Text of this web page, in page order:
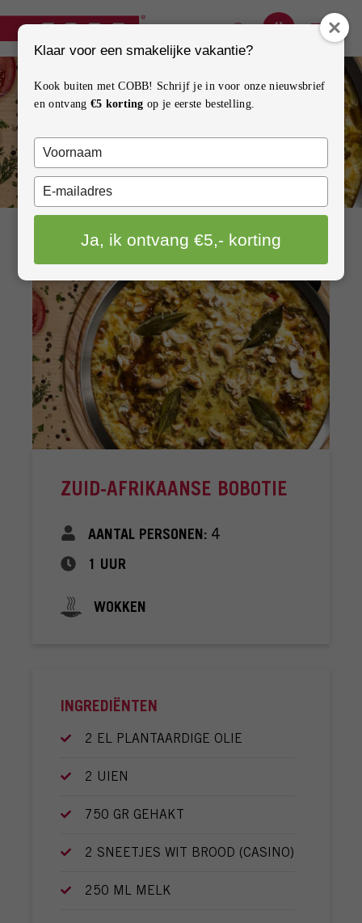
ONDERDELEN
INSPIRATIE
CONTACT
VERKOOPPUNTEN
FAQ
INLOGGEN
TERUG NAAR OVERZICHT
INGREDIËNTEN
2 EL PLANTAARDIGE OLIE
2 UIEN
750 GR GEHAKT
2 SNEETJES WIT BROOD (CASINO)
250 ML MELK
ZUID-AFRIKAANSE BOBOTIE
AANTAL PERSONEN: 4
1 UUR
WOKKEN
Klaar voor een smakelijke vakantie?
Kook buiten met COBB! Schrijf je in voor onze nieuwsbrief
en ontvang €5 korting op je eerste bestelling.
Typ
je
naam
Typ
je
e-
Ja, ik ontvang €5,- korting